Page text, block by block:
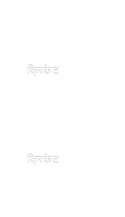
क्रिकेट
क्रिकेट